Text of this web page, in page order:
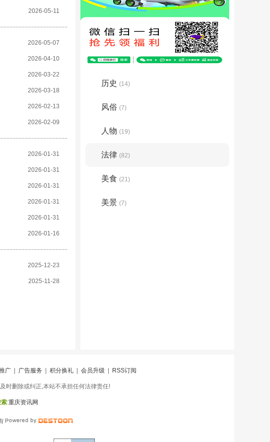
2026-05-11
2026-05-07
2026-04-10
2026-03-22
2026-03-18
2026-02-13
2026-02-09
2026-01-31
2026-01-31
2026-01-31
2026-01-31
2026-01-31
2026-01-16
2025-12-23
2025-11-28
历史 (14)
风俗 (7)
人物 (19)
法律 (82)
美食 (21)
美景 (7)
广| 广告服务 积分换礼| 会员升级 RSS订阅
时删除或纠正,本站不承担任何法律责任!
:重庆资讯网